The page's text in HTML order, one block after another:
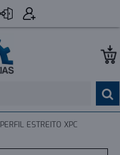
PERFIL ESTREITO XPC